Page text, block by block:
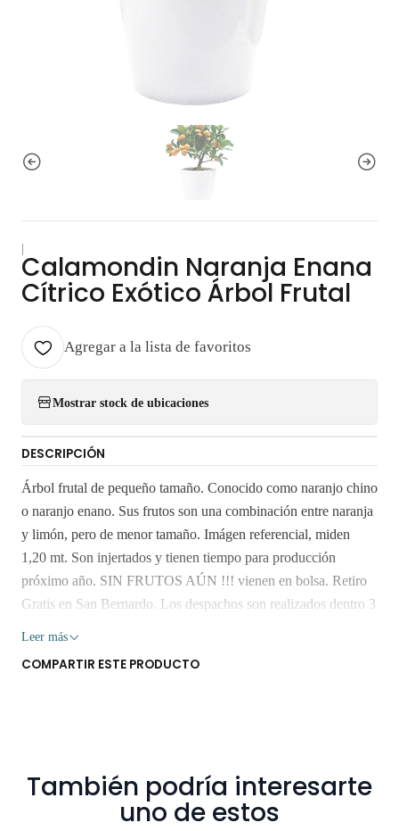
Calamondin Naranja Enana
Cítrico Exótico Árbol Frutal
Agregar a la lista de favoritos
Mostrar stock de ubicaciones
DESCRIPCIÓN
Árbol frutal de pequeño tamaño. Conocido como naranjo chino
o naranjo enano. Sus frutos son una combinación entre naranja
y limón, pero de menor tamaño. Imágen referencial, miden
1,20 mt. Son injertados y tienen tiempo para producción
próximo año. SIN FRUTOS AÚN !!! vienen en bolsa. Retiro
Gratis en San Bernardo. Los despachos son realizados dentro 3
que al someterlos a viajes largos sin suficiente agua y luz o
Leer más
COMPARTIR ESTE PRODUCTO
También podría interesarte
uno de estos